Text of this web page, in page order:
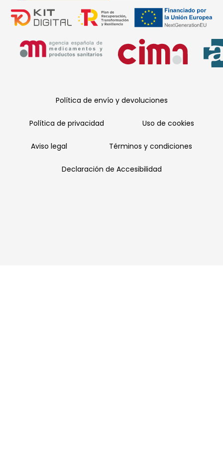
Política de envío y devoluciones
Política de privacidad Uso de cookies
Aviso legal Términos y condiciones
Declaración de Accesibilidad